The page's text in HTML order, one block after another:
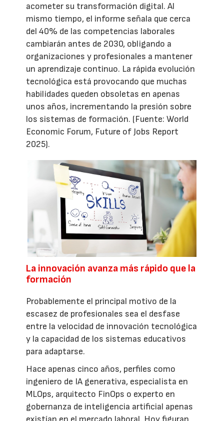
acometer su transformación digital. Al
mismo tiempo, el informe señala que cerca
del 40% de las competencias laborales
cambiarán antes de 2030, obligando a
organizaciones y profesionales a mantener
un aprendizaje continuo. La rápida evolución
tecnológica está provocando que muchas
habilidades queden obsoletas en apenas
unos años, incrementando la presión sobre
los sistemas de formación. (Fuente: World
Economic Forum, Future of Jobs Report
2025).
La innovación avanza más rápido que la
formación
Probablemente el principal motivo de la
escasez de profesionales sea el desfase
entre la velocidad de innovación tecnológica
y la capacidad de los sistemas educativos
para adaptarse.
Hace apenas cinco años, perfiles como
ingeniero de IA generativa, especialista en
MLOps, arquitecto FinOps o experto en
gobernanza de inteligencia artificial apenas